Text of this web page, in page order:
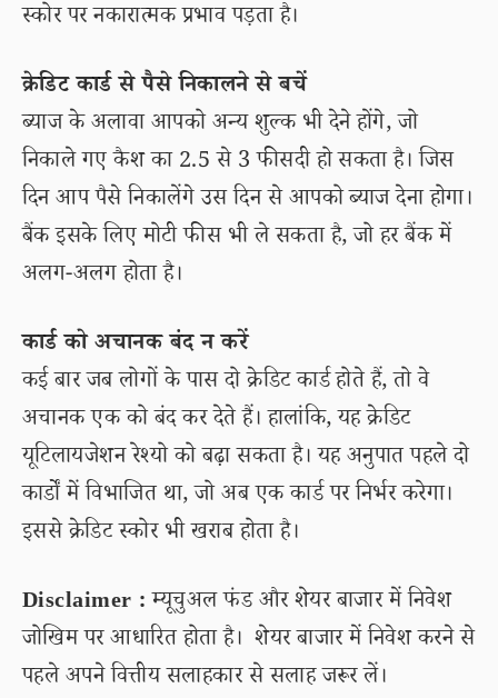
स्कोर पर नकारात्मक प्रभाव पड़ता है।
क्रेडिट कार्ड से पैसे निकालने से बचें
ब्याज के अलावा आपको अन्य शुल्क भी देने होंगे, जो
निकाले गए कैश का 2.5 से 3 फीसदी हो सकता है। जिस
दिन आप पैसे निकालेंगे उस दिन से आपको ब्याज देना होगा।
बैंक इसके लिए मोटी फीस भी ले सकता है, जो हर बैंक में
अलग-अलग होता है।
कार्ड को अचानक बंद न करें
कई बार जब लोगों के पास दो क्रेडिट कार्ड होते हैं, तो वे
अचानक एक को बंद कर देते हैं। हालांकि, यह क्रेडिट
यूटिलायजेशन रेश्यो को बढ़ा सकता है। यह अनुपात पहले दो
कार्डों में विभाजित था, जो अब एक कार्ड पर निर्भर करेगा।
इससे क्रेडिट स्कोर भी खराब होता है।
Disclaimer :म्यूचुअल फंड और शेयर बाजार में निवेश
जोखिम पर आधारित होता है। शेयर बाजार में निवेश करने से
पहले अपने वित्तीय सलाहकार से सलाह जरूर लें।